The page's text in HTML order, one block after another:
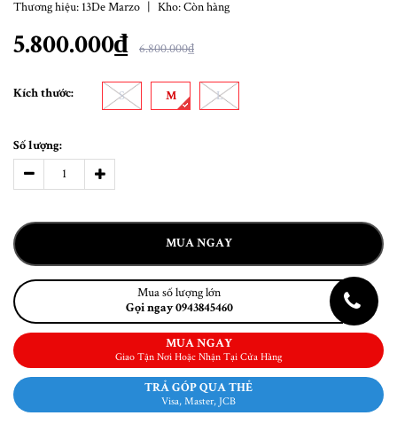
Thương hiệu: 13De Marzo | Kho:Còn hàng
5.800.000₫ 6.800.000₫
Kích thước: S M L
Số lượng:
MUA NGAY
Mua số lượng lớn
Gọi ngay 0943845460
MUA NGAY
Giao Tận Nơi Hoặc Nhận Tại Cửa Hàng
TRẢ GÓP QUA THẺ
Visa, Master, JCB